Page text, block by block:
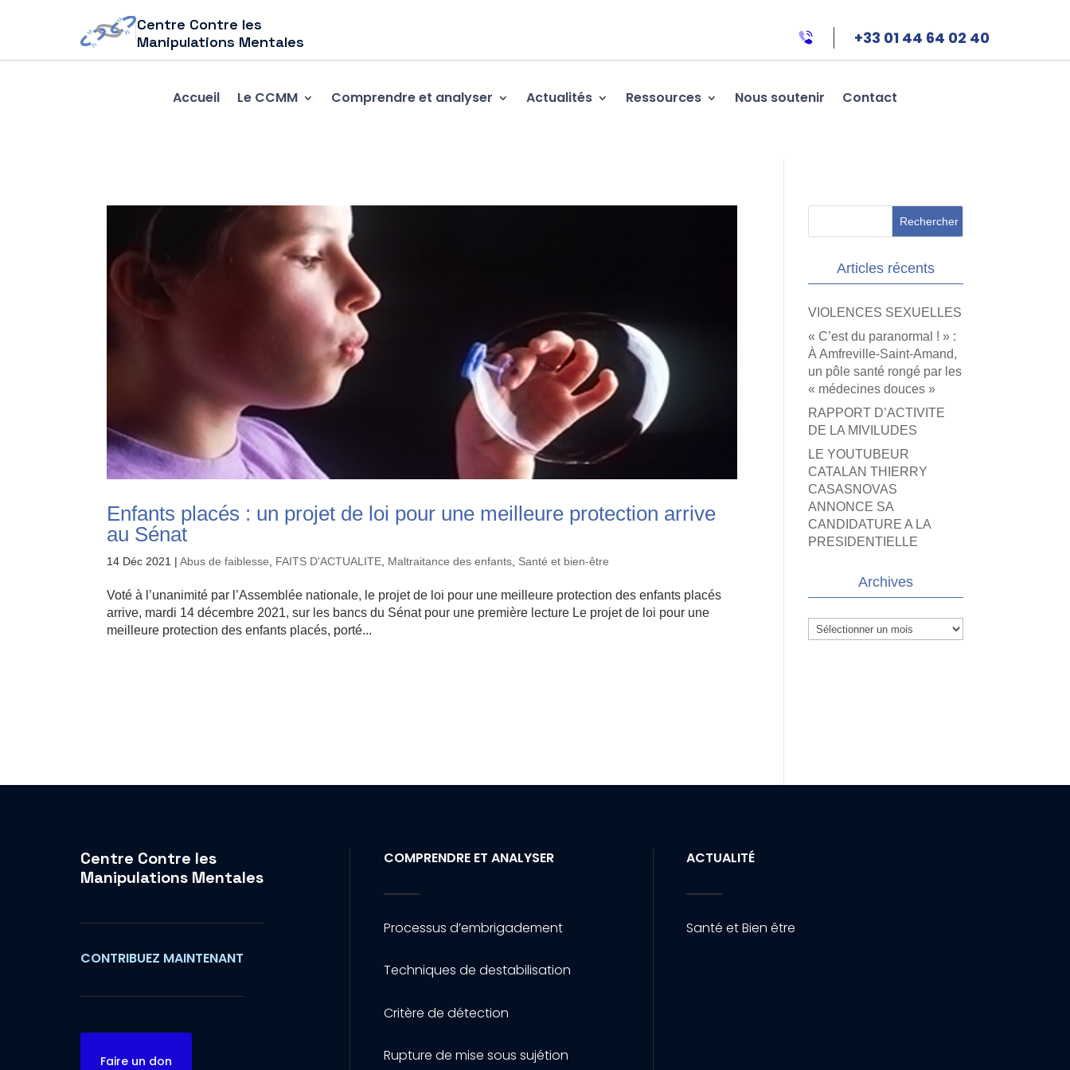
Centre Contre les
Manipulations Mentales
+33 01 44 64 02 40
Accueil Le CCMM Comprendre et analyser Actualités Ressources Nous soutenir Contact
Enfants placés : un projet de loi pour une meilleure protection arrive
au Sénat
14 Déc 2021 |Abus de faiblesse FAITS D'ACTUALITE Maltraitance des enfants Santé et bien-être
Voté à l’unanimité par l’Assemblée nationale, le projet de loi pour une meilleure protection des enfants placés
arrive, mardi 14 décembre 2021, sur les bancs du Sénat pour une première lecture Le projet de loi pour une
meilleure protection des enfants placés, porté...
Articles récents
VIOLENCES SEXUELLES
« C’est du paranormal ! » :
À Amfreville-Saint-Amand,
un pôle santé rongé par les
« médecines douces »
RAPPORT D’ACTIVITE
DE LA MIVILUDES
LE YOUTUBEUR
CATALAN THIERRY
CASASNOVAS
ANNONCE SA
CANDIDATURE A LA
PRESIDENTIELLE
Archives
Archives
Centre Contre les
Manipulations Mentales
CONTRIBUEZ MAINTENANT
Faire un don
COMPRENDRE ET ANALYSER
Processus d’embrigadement
Techniques de destabilisation
Critère de détection
Rupture de mise sous sujétion
ACTUALITÉ
Santé et Bien être